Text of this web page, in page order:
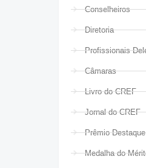
Conselheiros
Diretoria
Profissionais
Câmaras
Livro do CREF
Jornal do CREF
Prêmio
Medalha do